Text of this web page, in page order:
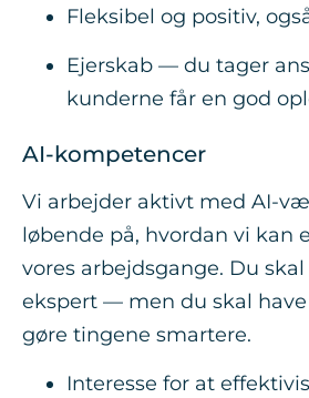
Fleksibel og positiv,
Ejerskab — du tager
kunderne får en god
AI-kompetencer
Vi arbejder aktivt med AI-
løbende på, hvordan vi kan
vores arbejdsgange. Du
ekspert — men du skal
gøre tingene smartere.
Interesse for at